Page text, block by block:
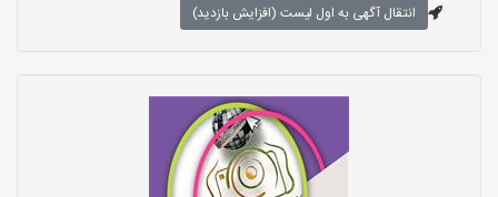
انتقال آگهی به اول لیست (افزایش بازدید)